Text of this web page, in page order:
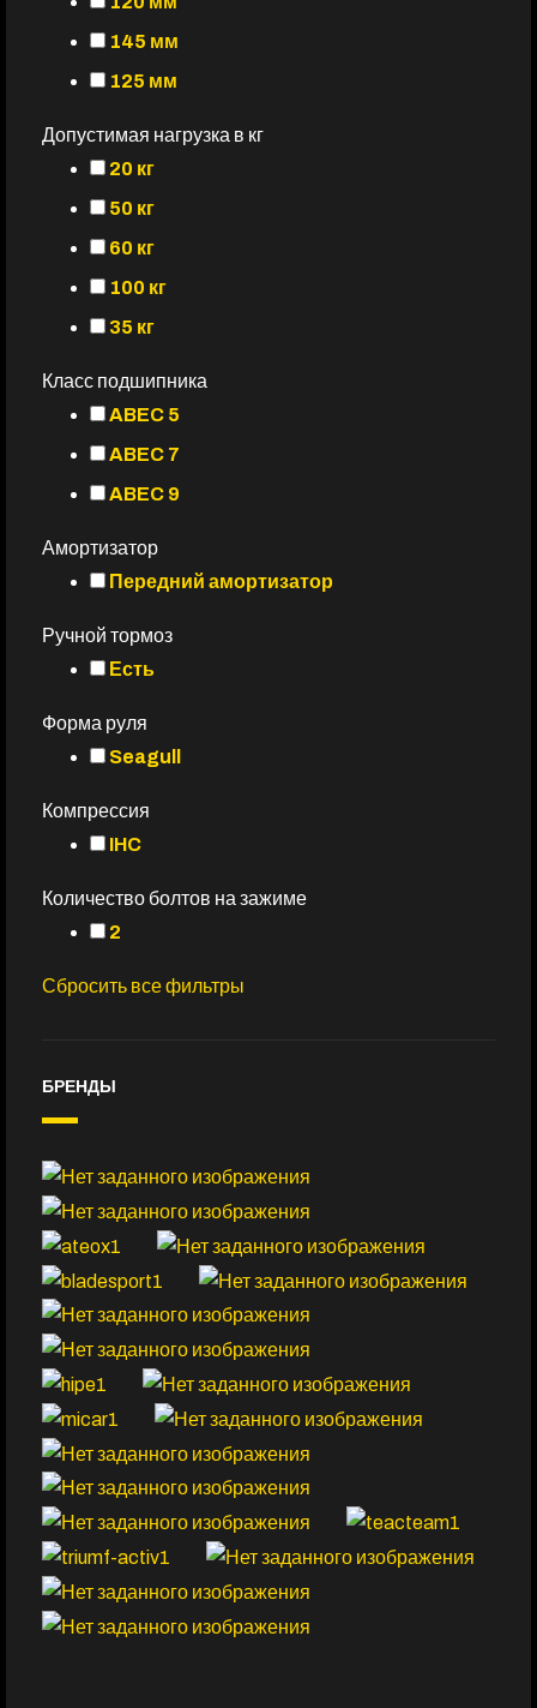
145 мм
125 мм
Допустимая нагрузка в кг
20 кг
50 кг
60 кг
100 кг
35 кг
Класс подшипника
ABEC 5
ABEC 7
ABEC 9
Амортизатор
Передний амортизатор
Ручной тормоз
Есть
Форма руля
Seagull
Компрессия
IHC
Количество болтов на зажиме
2
Сбросить все фильтры
БРЕНДЫ